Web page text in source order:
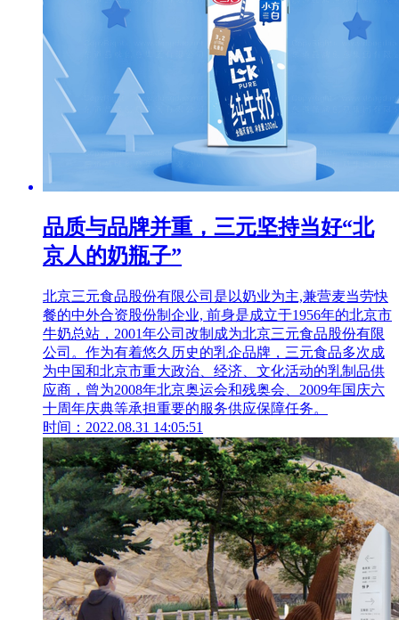
品质与品牌并重，三元坚持当好“北
京人的奶瓶子”
北京三元食品股份有限公司是以奶业为主,兼营麦当劳快
餐的中外合资股份制企业, 前身是成立于1956年的北京市
牛奶总站，2001年公司改制成为北京三元食品股份有限
公司。作为有着悠久历史的乳企品牌，三元食品多次成
为中国和北京市重大政治、经济、文化活动的乳制品供
应商，曾为2008年北京奥运会和残奥会、2009年国庆六
十周年庆典等承担重要的服务供应保障任务。
时间：2022.08.31 14:05:51